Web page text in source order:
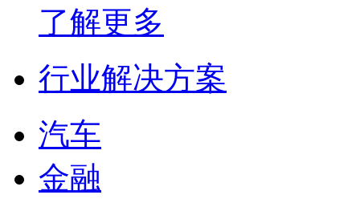
了解更多
行业解决方案
汽车
金融